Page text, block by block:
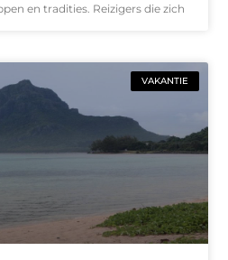
en tradities. Reizigers die zich
VAKANTIE